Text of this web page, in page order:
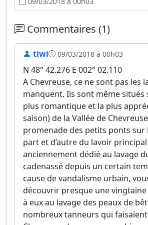
Commentaires (1)
tiwi 09/03/2018 à 00h03
N 48° 42.276 E 002° 02.110
A Chevreuse, ce ne sont pas les
manquent. Ils sont même situés
plus romantique et la plus
saison) de la Vallée de
promenade des petits ponts sur
part et d’autre du lavoir principal
anciennement dédié au lavage
cadenassé depuis un certain
cause de vandalisme urbain,
découvrir presque une
à eux au lavage des peaux de
nombreux tanneurs qui